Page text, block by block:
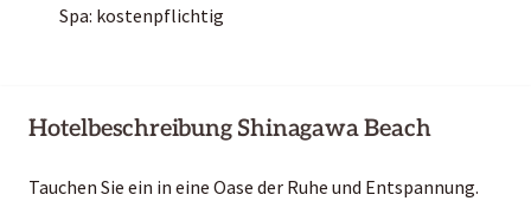
Spa: kostenpflichtig
Hotelbeschreibung Shinagawa Beach
Tauchen Sie ein in eine Oase der Ruhe und Entspannung.